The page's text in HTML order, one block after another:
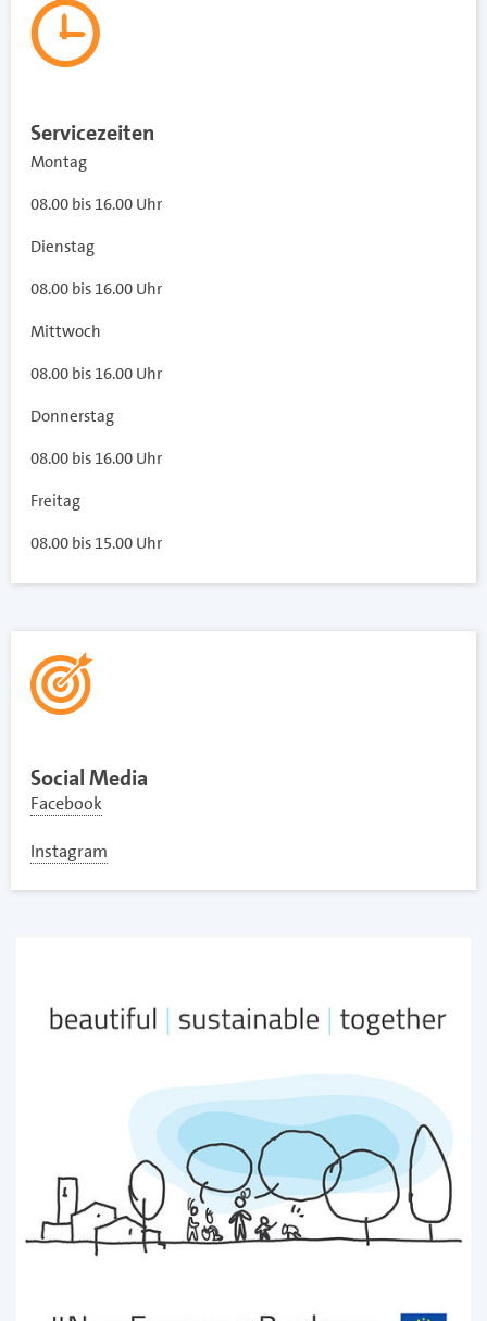
Servicezeiten
Montag
08.00 bis 16.00 Uhr
Dienstag
08.00 bis 16.00 Uhr
Mittwoch
08.00 bis 16.00 Uhr
Donnerstag
08.00 bis 16.00 Uhr
Freitag
08.00 bis 15.00 Uhr
Social Media
Facebook
Instagram